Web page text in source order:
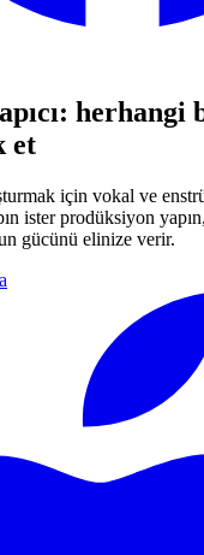
herhangi
et
için vokal ve
ister prodüksiyon
gücünü elinize verir.